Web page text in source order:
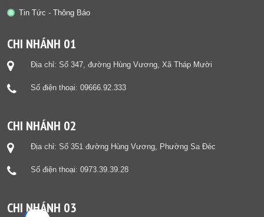
Tin Tức - Thông Báo
CHI NHÁNH 01
Địa chỉ: Số 347, đường Hùng Vương, Xã Tháp Mười
Số điện thoại: 09666.92.333
CHI NHÁNH 02
Địa chỉ: Số 351 đường Hùng Vương, Phường Sa Đéc
Số điện thoại: 0973.39.39.28
CHI NHÁNH 03